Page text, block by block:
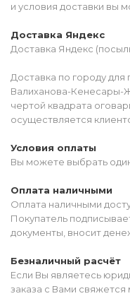
и условия доставки вы
Доставка Яндекс
Доставка Яндекс
Доставка по городу для
Валиханова-Кенесары-
чертой квадрата
осуществляется
Условия оплаты
Вы можете выбрать
Оплата наличными
Оплата наличными
Покупатель
документы, вносит
Безналичный расчёт
Если Вы являетесь
заказа с Вами